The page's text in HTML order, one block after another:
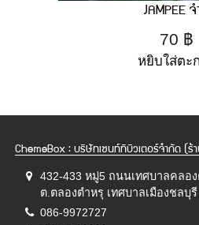
JAMPEE จ
70 ฿
หยิบใส่ตะ
ChemeBox : บริษัทเซนท์ทิบิวเตอร์จำกัด (ร้
432-433 หมู่5 ถนนเทศบาลคลอง
ต.ตลองตำหรุ เทศบาลเมืองชลบุ
086-9972727